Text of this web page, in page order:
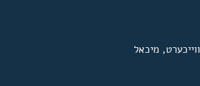
ווייכערט, מיכאל